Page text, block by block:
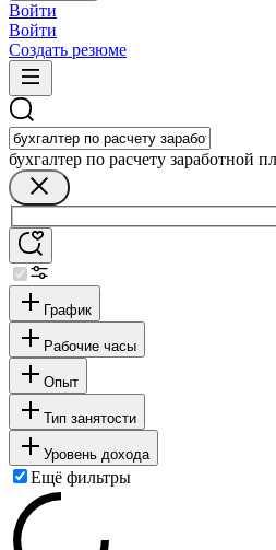
Войти
Войти
Создать резюме
бухгалтер по расчету заработной
График
Рабочие часы
Опыт
Тип занятости
Уровень дохода
Ещё фильтры